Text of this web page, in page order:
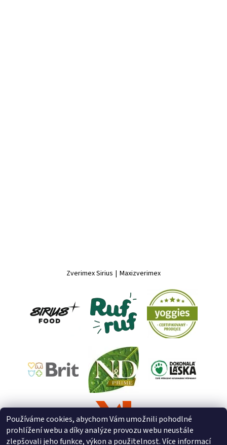
Zverimex Sirius | Maxizverimex
Používáme cookies, abychom Vám umožnili pohodlné
prohlížení webu a díky analýze provozu webu neustále
zlepšovali jeho funkce, výkon a použitelnost. Více informací